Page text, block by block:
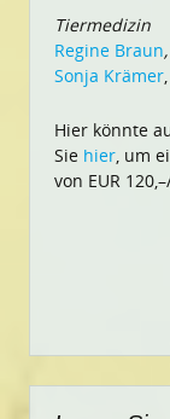
Tiermedizin
Regine Braun
Sonja Krämer
Hier könnte
Sie hier , um
von EUR